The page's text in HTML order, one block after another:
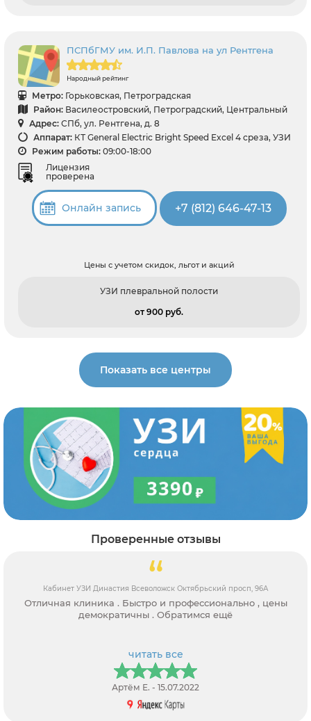
ПСПбГМУ им. И.П. Павлова на ул Рентгена
Народный рейтинг
Метро: Горьковская, Петроградская
Район: Василеостровский, Петроградский, Центральный
Адрес: СПб, ул. Рентгена, д. 8
Аппарат: КТ General Electric Bright Speed Excel 4 среза, УЗИ
Режим работы: 09:00-18:00
Лицензия
проверена
Онлайн запись +7 (812) 646-47-13
Цены с учетом скидок, льгот и акций
УЗИ плевральной полости
от 900 pуб.
Показать все центры
Проверенные отзывы
Кабинет УЗИ Династия Всеволожск Октябрьский просп, 96А
Отличная клиника . Быстро и профессионально , цены
демократичны . Обратимся ещё
читать все
Артём Е. - 15.07.2022